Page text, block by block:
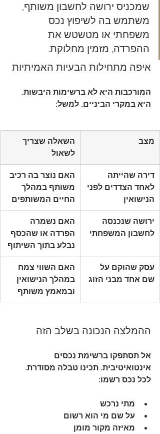
שמכניס ירושה לחשבון משותף,
משתמש בה לשיפוץ נכס
משפחתי או מטשטש את
ההפרדה, מזמין מחלוקת.
איפה מתחילות הבעיות האמיתיות
המורכבות היא לא ברשימות היבשות.
היא במקרי הביניים. למשל:
מצב
השאלה שצריך
לשאול
דירה שהייתה
לאחד הצדדים לפני
הנישואין
האם נוצר בה רכיב
משותף במהלך
החיים המשותפים
ירושה שנכנסה
לחשבון המשפחתי
האם נשמרה
הפרדה או שהכסף
נבלע בתוך השיתוף
עסק שהוקם על
שם אחד מבני הזוג
האם השווי צמח
במהלך הנישואין
ובמאמץ משותף
ההמלצה הנכונה בשלב הזה
אל תסתפקו ברשימת נכסים
אינטואיטיבית. תכינו טבלה מסודרת.
לכל נכס רשמו:
מתי נרכש
על שם מי הוא רשום
מאיזה מקור מומן